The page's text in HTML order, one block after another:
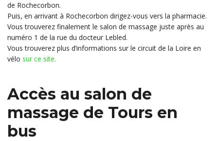
de Rochecorbon.
Puis, en arrivant à Rochecorbon dirigez-vous vers la pharmacie.
Vous trouverez finalement le salon de massage juste après au
numéro 1 de la rue du docteur Lebled.
Vous trouverez plus d’informations sur le circuit de la Loire en
vélo sur ce site.
Accès au salon de
massage de Tours en
bus